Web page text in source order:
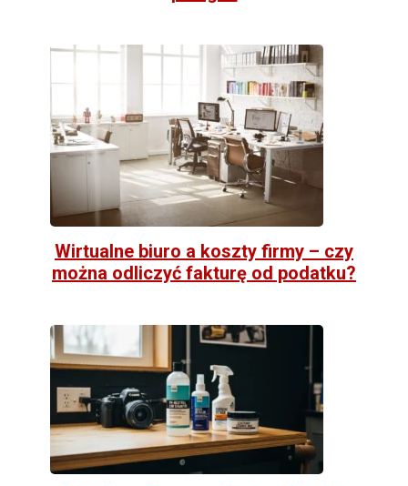
Wirtualne biuro a koszty firmy – czy
można odliczyć fakturę od podatku?